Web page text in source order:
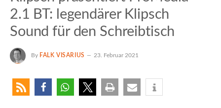
2.1 BT: legendärer Klipsch
Sound für den Schreibtisch
By FALK VISARIUS 23. Februar 2021